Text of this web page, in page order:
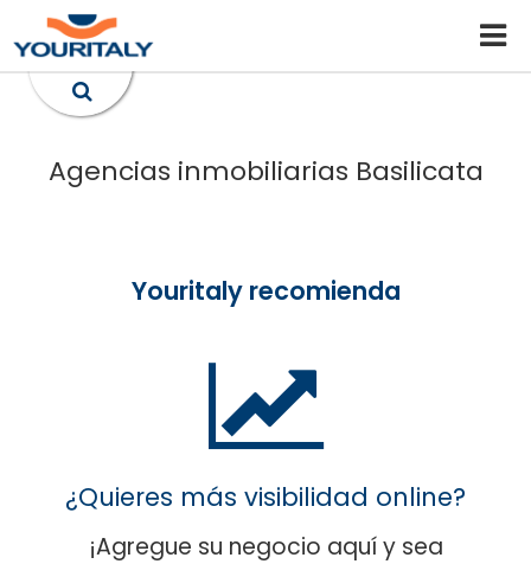
Agencias inmobiliarias Basilicata
Youritaly recomienda
¿Quieres más visibilidad online?
¡Agregue su negocio aquí y sea